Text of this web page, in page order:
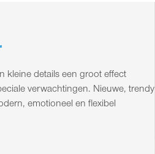
kleine details een groot effect
verwachtingen. Nieuwe, trendy
emotioneel en flexibel